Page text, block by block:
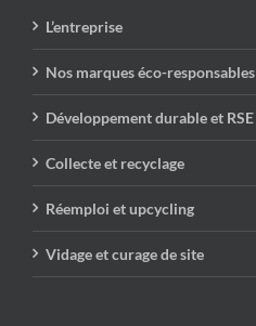
L’entreprise
Nos marques éco-responsables
Développement durable et RSE
Collecte et recyclage
Réemploi et upcycling
Vidage et curage de site